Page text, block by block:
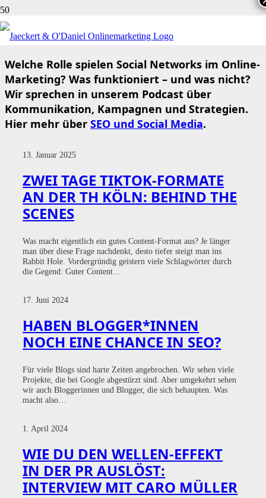
SOCIAL
Welche Rolle spielen Social Networks im Online-
Marketing? Was funktioniert – und was nicht?
Wir sprechen in unserem Podcast über
Kommunikation, Kampagnen und Strategien.
Hier mehr über SEO und Social Media.
13. Januar 2025
ZWEI TAGE TIKTOK-FORMATE
AN DER TH KÖLN: BEHIND THE
SCENES
Was macht eigentlich ein gutes Content-Format aus? Je länger
man über diese Frage nachdenkt, desto tiefer steigt man ins
Rabbit Hole. Vordergründig geistern viele Schlagwörter durch
die Gegend: Guter Content…
17. Juni 2024
HABEN BLOGGER*INNEN
NOCH EINE CHANCE IN SEO?
Für viele Blogs sind harte Zeiten angebrochen. Wir sehen viele
Projekte, die bei Google abgestürzt sind. Aber umgekehrt sehen
wir auch Bloggerinnen und Blogger, die sich behaupten. Was
macht also…
1. April 2024
WIE DU DEN WELLEN-EFFEKT
IN DER PR AUSLÖST:
INTERVIEW MIT CARO MÜLLER